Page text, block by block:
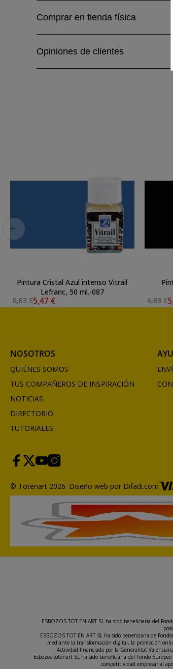
Comprar en tienda física
Opiniones de clientes
Pintura Cristal Azul intenso Vitrail
Lefranc, 50 ml.-087
6,83 €5,47 €
6,83 €
NOSOTROS
QUIÉNES SOMOS
TUS COMPAÑEROS DE INSPIRACIÓN
NOTICIAS
DIRECTORIO
TUTORIALES
© Totenart 2026. Diseño web por Difadi.com
ESBOZOS TOT EN ART SL ha sido beneficiaria del
ESBOZOS TOT EN ART SL ha sido beneficiaria de
mediante la transformación digital, la promoción
Actividad financiada por la Generalitat
Esbozos totenart SL ha sido beneficiaria del Fondo
competitividad empresarial